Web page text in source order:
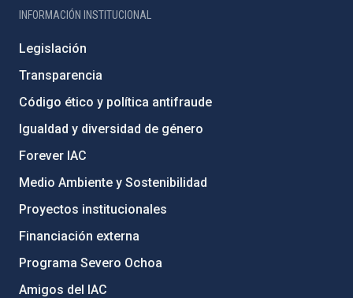
INFORMACIÓN INSTITUCIONAL
Legislación
Transparencia
Código ético y política antifraude
Igualdad y diversidad de género
Forever IAC
Medio Ambiente y Sostenibilidad
Proyectos institucionales
Financiación externa
Programa Severo Ochoa
Amigos del IAC